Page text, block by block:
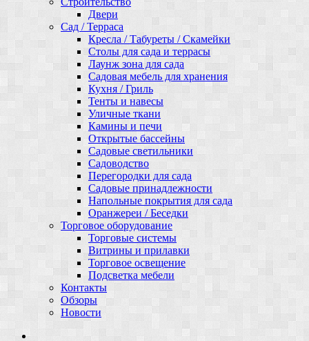
Двери
Сад / Терраса
Кресла / Табуреты / Скамейки
Столы для сада и террасы
Лаунж зона для сада
Садовая мебель для хранения
Кухня / Гриль
Тенты и навесы
Уличные ткани
Камины и печи
Открытые бассейны
Садовые светильники
Садоводство
Перегородки для сада
Садовые принадлежности
Напольные покрытия для сада
Оранжереи / Беседки
Торговое оборудование
Торговые системы
Витрины и прилавки
Торговое освещение
Подсветка мебели
Контакты
Обзоры
Новости